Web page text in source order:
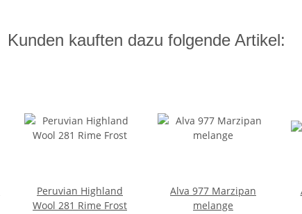
Kunden kauften dazu folgende Artikel:
Peruvian Highland
Wool 281 Rime Frost
Alva 977 Marzipan
melange